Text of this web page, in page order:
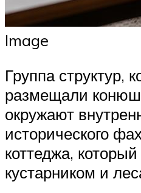
Image
Группа структур,
размещали
окружают
исторического
коттеджа,
кустарником и